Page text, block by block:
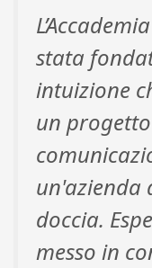
stata
intuizione
un
un'azienda
doccia.
messo in